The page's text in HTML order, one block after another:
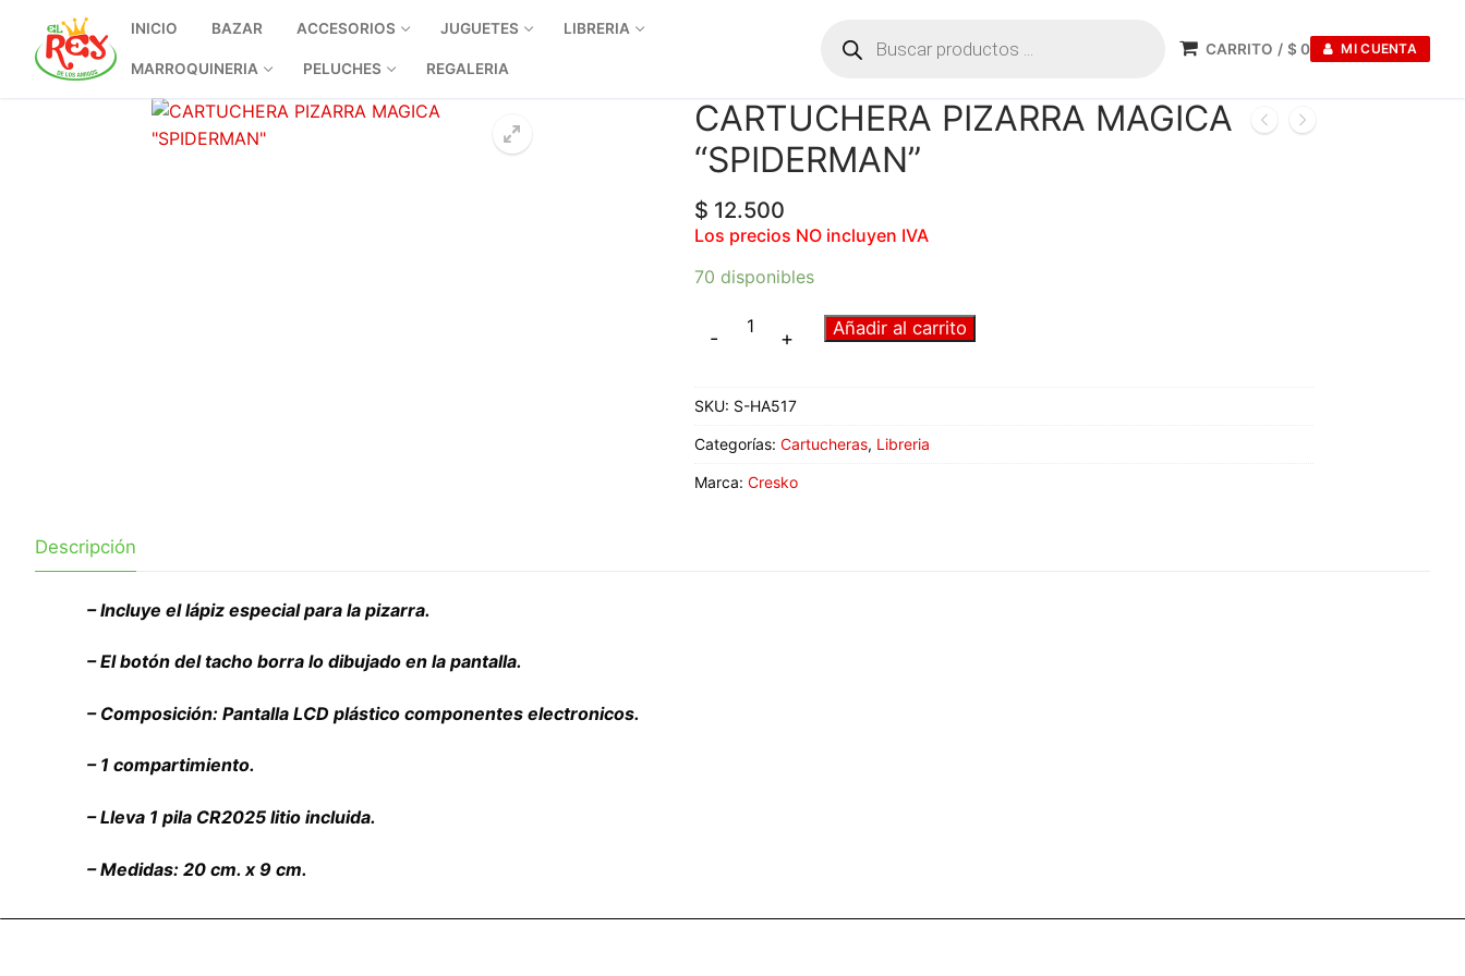
INICIO BAZAR ACCESORIOS JUGUETES LIBRERIA
MARROQUINERIA PELUCHES REGALERIA
CARRITO / $ 0 MI CUENTA
CARTUCHERA PIZARRA MAGICA
“SPIDERMAN”
$ 12.500
Los precios NO incluyen IVA
70 disponibles
- + Añadir al carrito
SKU: S-HA517
Categorías: Cartucheras, Libreria
Marca: Cresko
Descripción
– Incluye el lápiz especial para la pizarra.
– El botón del tacho borra lo dibujado en la pantalla.
– Composición: Pantalla LCD plástico componentes electronicos.
– 1 compartimiento.
– Lleva 1 pila CR2025 litio incluida.
– Medidas: 20 cm. x 9 cm.